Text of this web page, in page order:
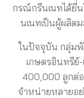
กรณ์กรีนเนทได้ยื่
นเนทเป็นผู้ผลิต
ในปัจจุบัน กลุ่ม
เกษตรอินทรีย์
400,000 ลูกต่
จำหน่ายหลายอ